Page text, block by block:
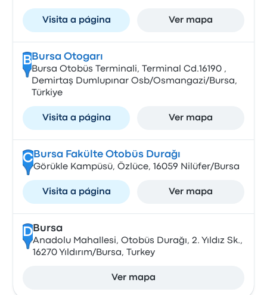
Visita a página Ver mapa
B Bursa Otogarı
Bursa Otobüs Terminali, Terminal Cd.16190 ,
Demirtaş Dumlupınar Osb/Osmangazi/Bursa,
Türkiye
Visita a página Ver mapa
CBursa Fakülte Otobüs Durağı
Görükle Kampüsü, Özlüce, 16059 Nilüfer/Bursa
Visita a página Ver mapa
DBursa
Anadolu Mahallesi, Otobüs Durağı, 2. Yıldız Sk.,
16270 Yıldırım/Bursa, Turkey
Ver mapa